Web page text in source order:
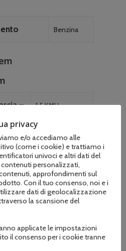
Benzina
–
1.5 KMH
4.5 KMH
4 avanti / 1
retromarcia
13X5.0-6
privacy
e/o accediamo alle
(come i cookie) e trattiamo i
univoci e altri dati del
personalizzati,
approfondimenti sul
Con il tuo consenso, noi e i
dati di geolocalizzazione
la scansione del
applicate le impostazioni
il consenso per i cookie tranne